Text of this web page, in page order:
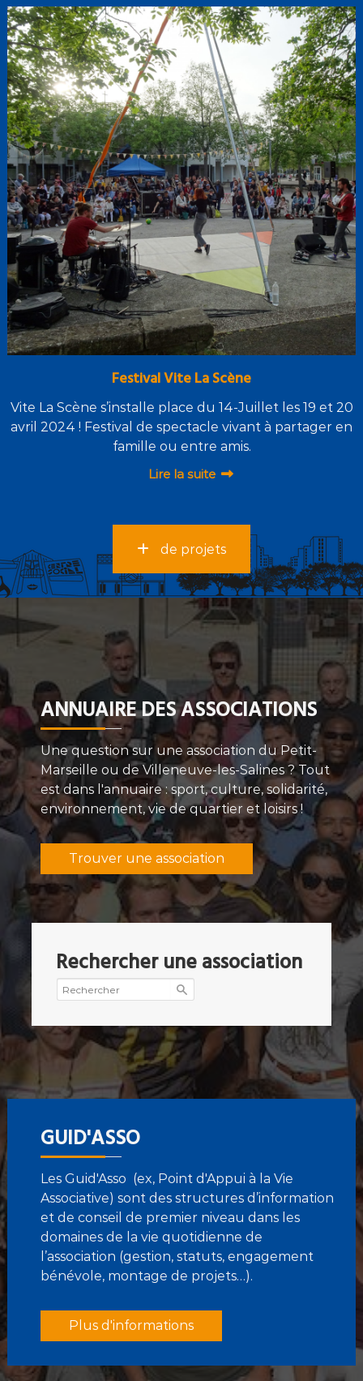
Festival Vite La Scène
Vite La Scène s’installe place du 14-Juillet les 19 et 20
avril 2024 ! Festival de spectacle vivant à partager en
famille ou entre amis.
Lire la suite
de projets
ANNUAIRE DES ASSOCIATIONS
Une question sur une association du Petit-
Marseille ou de Villeneuve-les-Salines ? Tout
est dans l'annuaire : sport, culture, solidarité,
environnement, vie de quartier et loisirs !
Trouver une association
Rechercher une association
GUID'ASSO
Les Guid'Asso (ex, Point d'Appui à la Vie
Associative) sont des structures d’information
et de conseil de premier niveau dans les
domaines de la vie quotidienne de
l’association (gestion, statuts, engagement
bénévole, montage de projets…).
Plus d'informations